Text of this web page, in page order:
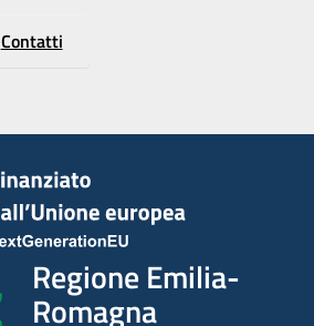
Contatti
Regione Emilia-
Romagna